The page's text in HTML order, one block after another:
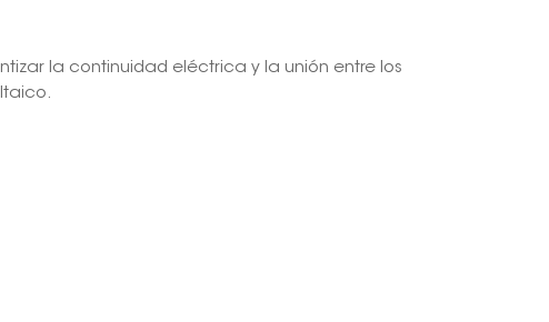
la continuidad eléctrica y la unión entre los